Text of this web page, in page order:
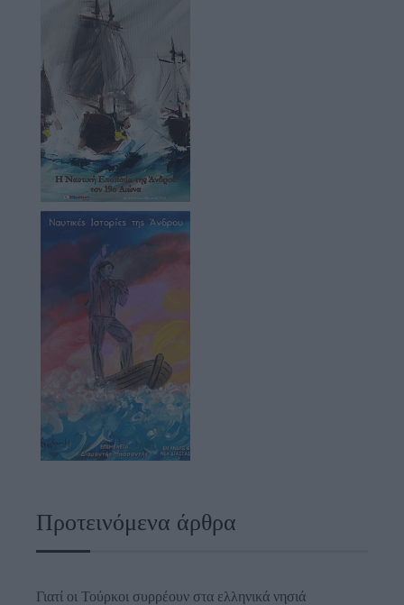
Προτεινόμενα άρθρα
Γιατί οι Τούρκοι συρρέουν στα ελληνικά νησιά